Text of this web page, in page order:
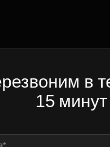
в
15 минут